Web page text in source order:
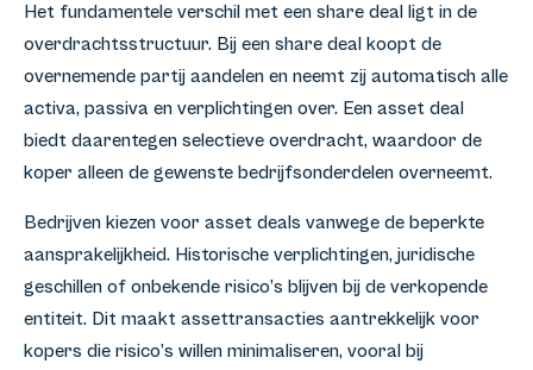
Het fundamentele verschil met een share deal ligt in de
overdrachtsstructuur. Bij een share deal koopt de
overnemende partij aandelen en neemt zij automatisch alle
activa, passiva en verplichtingen over. Een asset deal
biedt daarentegen selectieve overdracht, waardoor de
koper alleen de gewenste bedrijfsonderdelen overneemt.
Bedrijven kiezen voor asset deals vanwege de beperkte
aansprakelijkheid. Historische verplichtingen, juridische
geschillen of onbekende risico’s blijven bij de verkopende
entiteit. Dit maakt assettransacties aantrekkelijk voor
kopers die risico’s willen minimaliseren, vooral bij